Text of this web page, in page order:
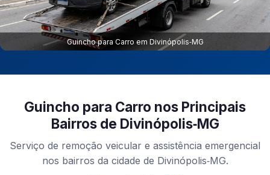
Guincho para Carro em Divinópolis‑MG
Guincho para Carro nos Principais
Bairros de Divinópolis‑MG
Serviço de remoção veicular e assistência emergencial
nos bairros da cidade de Divinópolis‑MG.